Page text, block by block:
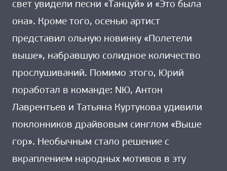
свет увидели песни «Танцуй» и «Это была
она». Кроме того, осенью артист
представил ольную новинку «Полетели
выше», набравшую солидное количество
прослушиваний. Помимо этого, Юрий
поработал в команде: NЮ, Антон
Лаврентьев и Татьяна Куртукова удивили
поклонников драйвовым синглом «Выше
гор». Необычным стало решение с
вкраплением народных мотивов в эту